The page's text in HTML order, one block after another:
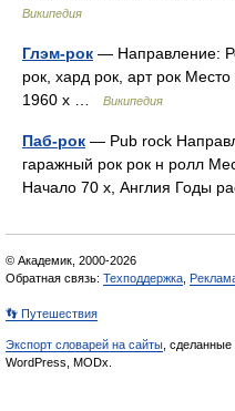
Википедия
Глэм-рок — Направление:
рок, хард рок, арт рок
1960 х …
Википедия
Паб-рок — Pub rock
гаражный рок рок н ролл
Начало 70 х, Англия Годы
© Академик, 2000-2026
Обратная связь: Техподдержка
👣 Путешествия
Экспорт словарей на сайты , сделанные
WordPress, MODx.